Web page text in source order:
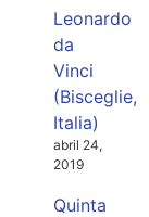
Leonardo
da
Vinci
(Bisceglie,
Italia)
abril 24,
2019
Quinta